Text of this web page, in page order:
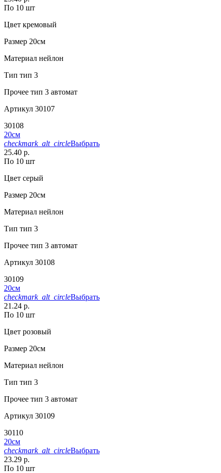
По 10 шт
Цвет кремовый
Размер 20см
Материал нейлон
Тип тип 3
Прочее тип 3 автомат
Артикул 30107
30108
20см
checkmark_alt_circleВыбрать
25.40 р.
По 10 шт
Цвет серый
Размер 20см
Материал нейлон
Тип тип 3
Прочее тип 3 автомат
Артикул 30108
30109
20см
checkmark_alt_circleВыбрать
21.24 р.
По 10 шт
Цвет розовый
Размер 20см
Материал нейлон
Тип тип 3
Прочее тип 3 автомат
Артикул 30109
30110
20см
checkmark_alt_circleВыбрать
23.29 р.
По 10 шт